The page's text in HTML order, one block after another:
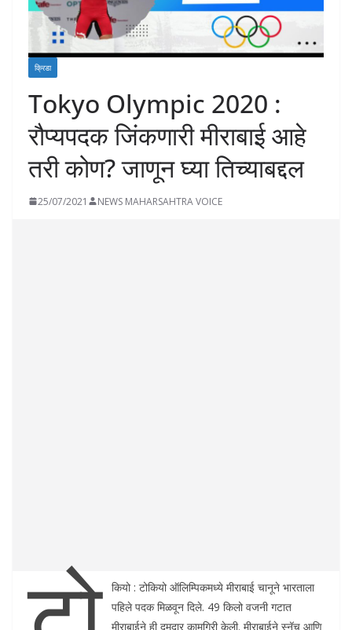
क्रिडा
Tokyo Olympic 2020 :
रौप्यपदक जिंकणारी मीराबाई आहे
तरी कोण? जाणून घ्या तिच्याबद्दल
25/07/2021 NEWS MAHARSAHTRA VOICE
कियो : टोकियो ऑलिम्पिकमध्ये मीराबाई चानूने भारताला
पहिले पदक मिळवून दिले. 49 किलो वजनी गटात
मीराबाईने ही दमदार कामगिरी केली. मीराबाईने स्नॅच आणि